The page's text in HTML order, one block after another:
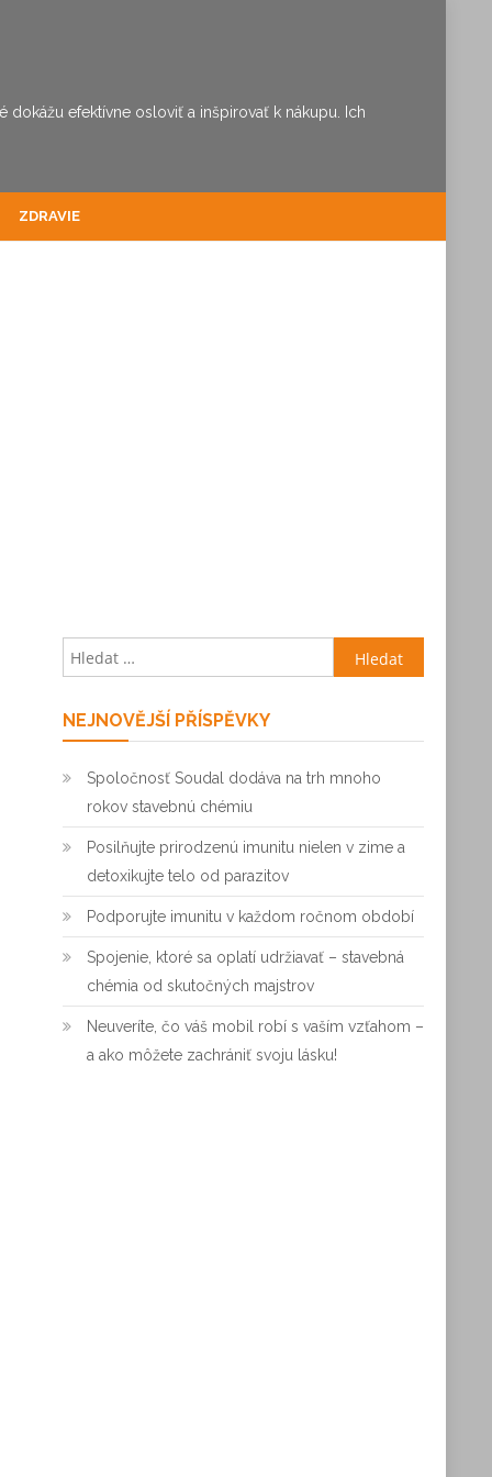
efektívne osloviť a inšpirovať k nákupu. Ich
ZDRAVIE
Vyhledávání
NEJNOVĚJŠÍ PŘÍSPĚVKY
Spoločnosť Soudal dodáva na trh mnoho
rokov stavebnú chémiu
Posilňujte prirodzenú imunitu nielen v zime a
detoxikujte telo od parazitov
Podporujte imunitu v každom ročnom období
Spojenie, ktoré sa oplatí udržiavať – stavebná
chémia od skutočných majstrov
Neuveríte, čo váš mobil robí s vaším vzťahom –
a ako môžete zachrániť svoju lásku!